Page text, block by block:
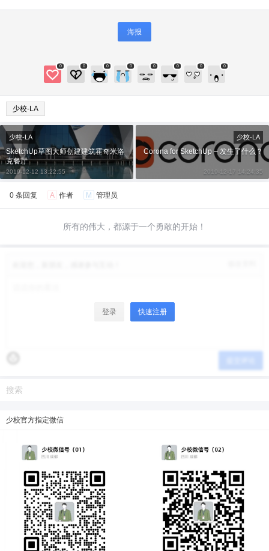
海报
0 0 0 0 0 0 0 0
少校-LA
给少校-LA打赏
少校-LA
SketchUp草图大师创建建筑霍奇米洛
克餐厅
2019-12-12 13:22:55
少校-LA
Corona for SketchUp – 发生了什么？
2019-12-17 14:24:35
0 条回复 A 作者 M 管理员
所有的伟大，都源于一个勇敢的开始！
登录 快速注册
少校官方指定微信